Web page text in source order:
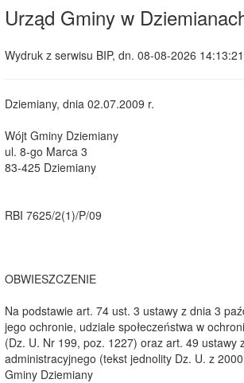
Urząd Gminy w
Wydruk z serwisu BIP, dn. 08-08-2026 14:13:21
Dziemiany, dnia 02.07.2009 r.
Wójt Gminy Dziemiany
ul. 8-go Marca 3
83-425 Dziemiany
RBI 7625/2(1)/P/09
OBWIESZCZENIE
Na podstawie art. 74 ust. 3 ustawy z dnia 3
jego ochronie, udziale społeczeństwa w
(Dz. U. Nr 199, poz. 1227) oraz art. 49
administracyjnego (tekst jednolity Dz. U. z
Gminy Dziemiany